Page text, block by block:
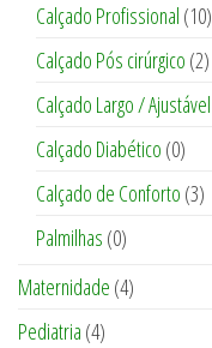
Calçado Profissional (10)
Calçado Pós cirúrgico (2)
Calçado Largo / Ajustável
Calçado Diabético (0)
Calçado de Conforto (3)
Palmilhas (0)
Maternidade (4)
Pediatria (4)